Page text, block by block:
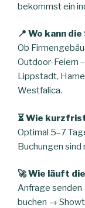
bekommst ein
📍 Wo kann
Ob
Outdoor-Feiern
Lippstadt,
Westfalica.
⏳ Wie
Optimal 5–7
Buchungen sind
🚀 Wie läuft
Anfrage
buchen →